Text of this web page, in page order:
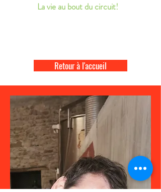
La vie au bout du circuit!
Retour à l'accueil